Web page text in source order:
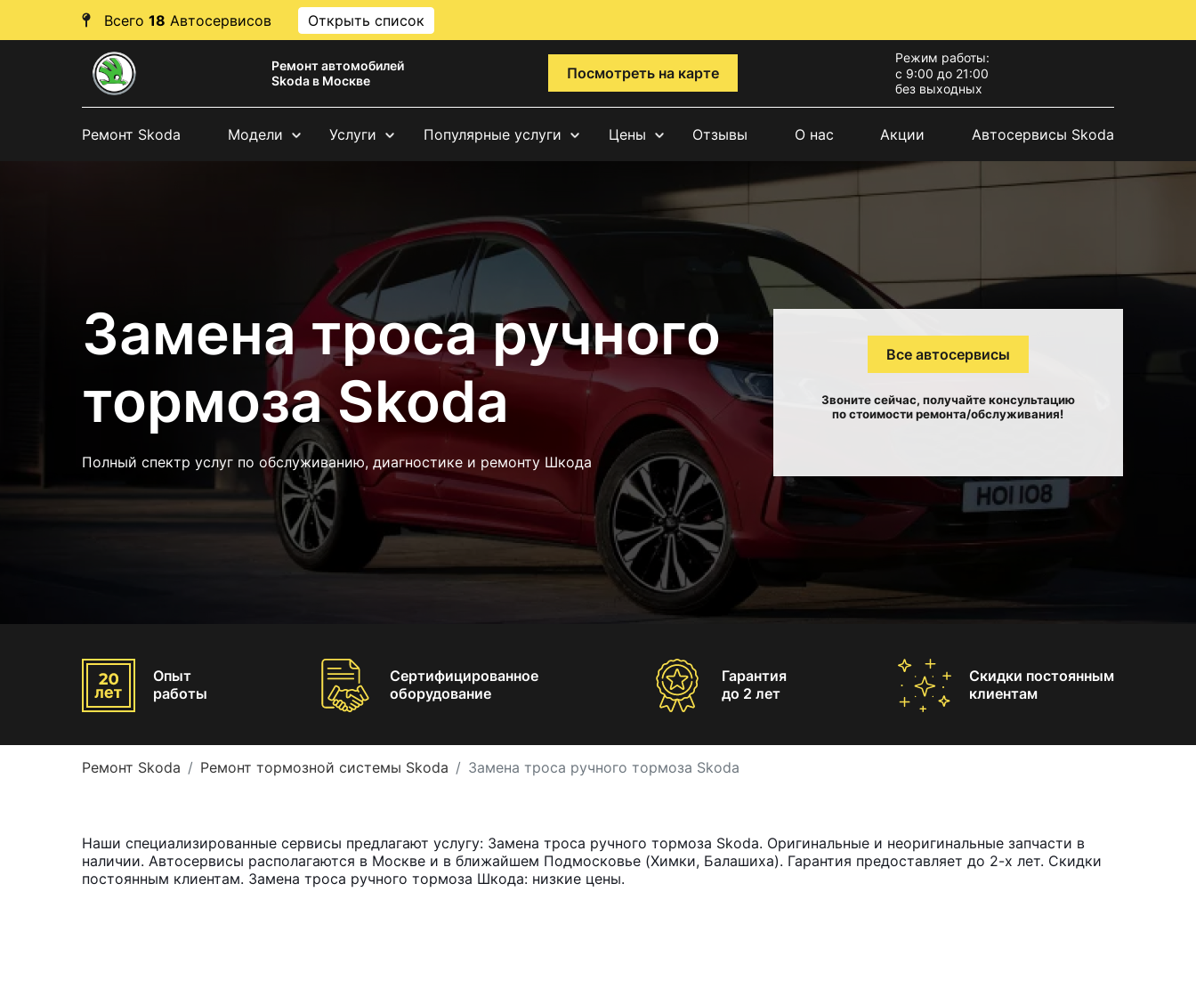
Всего 18 Автосервисов Открыть список
Ремонт автомобилей
Skoda в Москве
Посмотреть на карте
Режим работы:
с 9:00 до 21:00
без выходных
Ремонт Skoda Модели Услуги Популярные услуги Цены Отзывы О нас Акции Автосервисы Skoda
Замена троса ручного
тормоза Skoda
Полный спектр услуг по обслуживанию, диагностике и ремонту Шкода
Все автосервисы
Звоните сейчас, получайте консультацию
по стоимости ремонта/обслуживания!
Опыт
работы
Сертифицированное
оборудование
Гарантия
до 2 лет
Скидки постоянным
клиентам
Ремонт Skoda Ремонт тормозной системы Skoda Замена троса ручного тормоза Skoda
Наши специализированные сервисы предлагают услугу: Замена троса ручного тормоза Skoda. Оригинальные и неоригинальные запчасти в
наличии. Автосервисы располагаются в Москве и в ближайшем Подмосковье (Химки, Балашиха). Гарантия предоставляет до 2-х лет. Скидки
постоянным клиентам. Замена троса ручного тормоза Шкода: низкие цены.